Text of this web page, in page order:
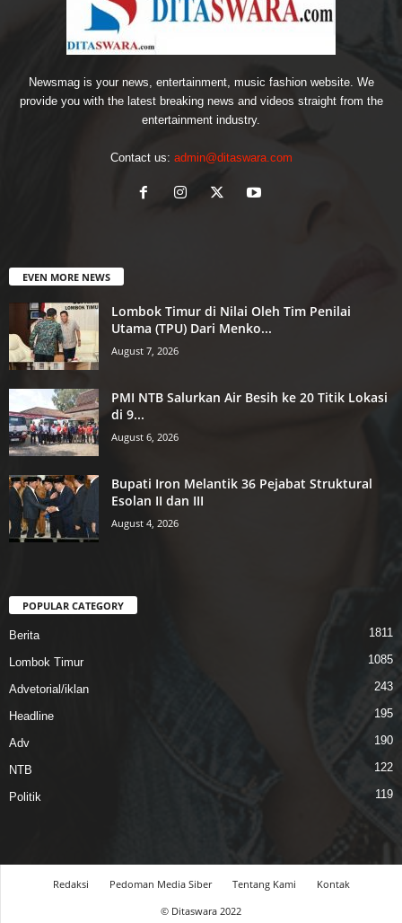
Newsmag is your news, entertainment, music fashion website. We
provide you with the latest breaking news and videos straight from the
entertainment industry.
Contact us: admin@ditaswara.com
EVEN MORE NEWS
Lombok Timur di Nilai Oleh Tim Penilai
Utama (TPU) Dari Menko...
August 7, 2026
PMI NTB Salurkan Air Besih ke 20 Titik Lokasi
di 9...
August 6, 2026
Bupati Iron Melantik 36 Pejabat Struktural
Esolan II dan III
August 4, 2026
POPULAR CATEGORY
Berita 1811
Lombok Timur 1085
Advetorial/iklan 243
Headline 195
Adv 190
NTB 122
Politik 119
Redaksi Pedoman Media Siber Tentang Kami
Kontak
© Ditaswara 2022